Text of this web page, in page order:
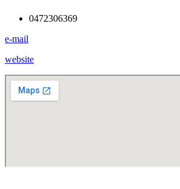
0472306369
e-mail
website